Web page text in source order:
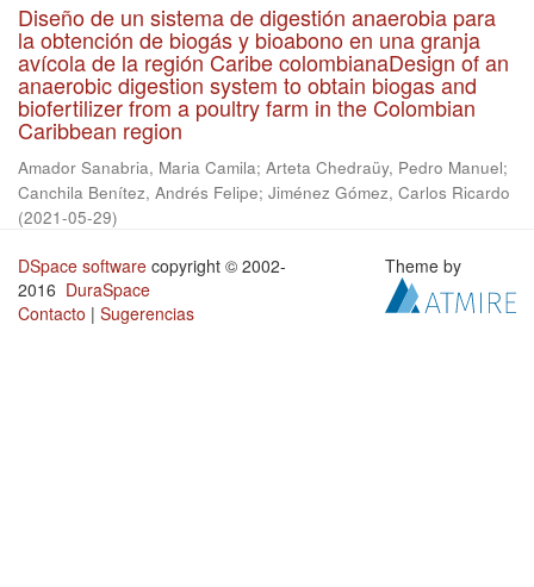
Diseño de un sistema de digestión anaerobia para
la obtención de biogás y bioabono en una granja
avícola de la región Caribe colombianaDesign of an
anaerobic digestion system to obtain biogas and
biofertilizer from a poultry farm in the Colombian
Caribbean region
Amador Sanabria, Maria Camila; Arteta Chedraüy, Pedro Manuel;
Canchila Benítez, Andrés Felipe; Jiménez Gómez, Carlos Ricardo
(2021-05-29)
DSpace software copyright © 2002-
2016 DuraSpace
Contacto | Sugerencias
Theme by